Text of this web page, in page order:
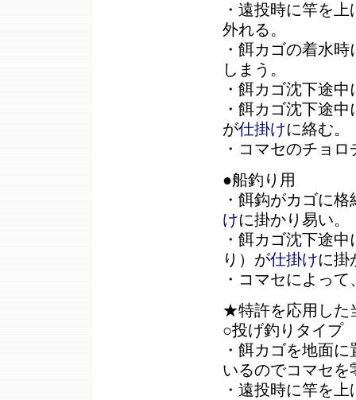
・遠投時に竿を
外れる。
・餌カゴの着水
しまう。
・餌カゴ沈下途
・餌カゴ沈下途
が仕掛けに絡む。
・コマセのチョ
●船釣り用
・餌鈎がカゴに
けに掛かり易い。
・餌カゴ沈下途
り）が仕掛けに掛
・コマセによっ
★特許を応用した
○投げ釣りタイプ
・餌カゴを地面
いるのでコマセを
・遠投時に竿を